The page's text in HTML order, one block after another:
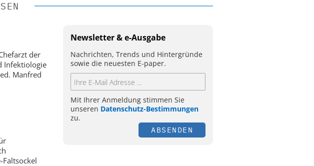
der
Infektiologie
Manfred
Newsletter & e-Ausgabe
Nachrichten, Trends und Hintergründe
sowie die neuesten E-paper.
Mit Ihrer Anmeldung stimmen Sie
unseren Datenschutz-Bestimmungen
zu.
ABSENDEN